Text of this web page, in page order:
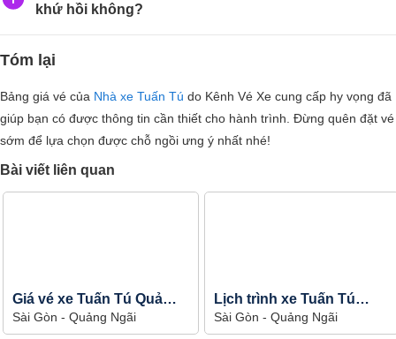
khứ hồi không?
Tóm lại
Bảng giá vé của Nhà xe Tuấn Tú do Kênh Vé Xe cung cấp hy vọng đã
giúp bạn có được thông tin cần thiết cho hành trình. Đừng quên đặt vé
sớm để lựa chọn được chỗ ngồi ưng ý nhất nhé!
Bài viết liên quan
Giá vé xe Tuấn Tú Quảng
Ngãi
Sài Gòn - Quảng Ngãi
Lịch trình xe Tuấn Tú
Quảng Ngãi
Sài Gòn - Quảng Ngãi